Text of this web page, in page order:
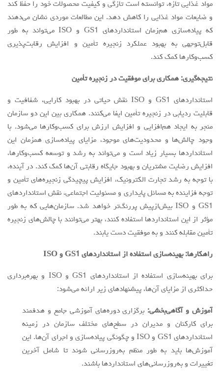
مواد غذایی تازه، توانسته است تازگی و کیفیت محصولات خود را حفظ کند
و ضایعات مواد غذایی را کاهش دهد. این مطالعات موردی نشان می‌دهند
که پیاده‌سازی هم‌زمان استانداردهای GS1 و ISO می‌تواند به طور
قابل‌توجهی به بهبود عملکرد زنجیره تأمین و افزایش رقابت‌پذیری
کسب‌وکارها کمک کند.
نتیجه‌گیری: همکاری برای موفقیت در زنجیره تأمین
استانداردهای GS1 و ISO نقش حیاتی در بهبود کارایی، شفافیت و
قابلیت ردیابی در زنجیره تأمین ایفا می‌کنند. همکاری بین این دو سازمان
منجر به ایجاد هم‌افزایی و افزایش ارزش برای کسب‌وکارها می‌شود. با
وجود چالش‌ها و محدودیت‌های موجود، مزایای پیاده‌سازی همزمان این
استانداردها بسیار زیاد است و می‌تواند به رشد و توسعه کسب‌وکارها،
افزایش رضایت مشتریان و بهبود جایگاه رقابتی آن‌ها کمک کند. در آینده،
با توجه به رشد تجارت الکترونیک، افزایش پیچیدگی زنجیره‌های تأمین و
توجه فزاینده به مسائل پایداری و مسئولیت اجتماعی، نقش استانداردهای
GS1 و ISO بیش‌ازپیش پررنگ‌تر خواهد شد. سازمان‌هایی که به طور
مؤثر از این استانداردها استفاده کنند، بهتر می‌توانند با چالش‌های زنجیره
تأمین مقابله کنند و به موفقیت دست یابند.
راهکارها: بهینه‌سازی استفاده از استانداردهای GS1 و ISO
برای بهینه‌سازی استفاده از استانداردهای GS1 و ISO و بهره‌برداری
حداکثری از مزایای آن‌ها، پیشنهادهای زیر ارائه می‌شود:
آموزش و آگاهی‌بخشی: برگزاری دوره‌های آموزشی جامع و هدفمند
برای کارکنان و مدیران در سطح‌های مختلف سازمان در زمینه
استانداردهای GS1 و ISO و چگونگی پیاده‌سازی و اجرای آن‌ها. این
آموزش‌ها باید به طور منظم به‌روزرسانی شوند تا شامل آخرین
تغییرات و به‌روزرسانی‌های استانداردها باشند.